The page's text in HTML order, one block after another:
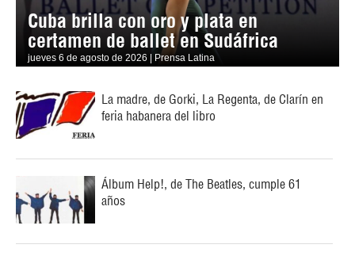
Cuba brilla con oro y plata en
certamen de ballet en Sudáfrica
jueves 6 de agosto de 2026 | Prensa Latina
La madre, de Gorki, La Regenta, de Clarín en
feria habanera del libro
Álbum Help!, de The Beatles, cumple 61
años